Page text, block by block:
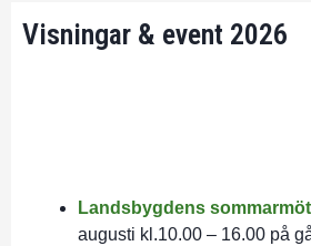
Visningar & event 2026
Landsbygdens
augusti kl.10.00 – 16.00 på